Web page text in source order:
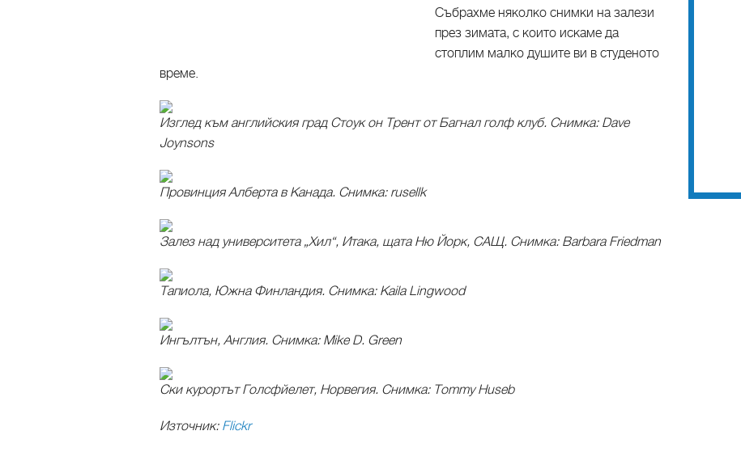
Събрахме няколко снимки на залези
през зимата, с които искаме да
стоплим малко душите ви в студеното
време.
Изглед към английския град Стоук он Трент от Багнал голф клуб. Снимка: Dave
Joynsons
Провинция Алберта в Канада. Снимка: rusellk
Залез над университета „Хил“, Итака, щата Ню Йорк, САЩ. Снимка: Barbara Friedman
Тапиола, Южна Финландия. Снимка: Kaila Lingwood
Ингълтън, Англия. Снимка: Mike D. Green
Ски курортът Голсфйелет, Норвегия. Снимка: Tommy Huseb
Източник: Flickr